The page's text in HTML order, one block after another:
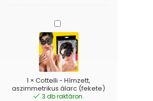
Cottelli
-
Hímzett,
aszimmetrikus
álarc
(fekete)
1 ×Cottelli - Hímzett,
aszimmetrikus álarc (fekete)
3 db raktáron.